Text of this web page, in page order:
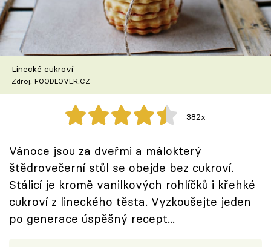
TV Program
Škola vaření
Recepty z TV
Speciál: Cuketa
Těhotnej kuchař
Sledujte prima+
Přihlášení
Linecké cukroví
Zdroj: FOODLOVER.CZ
382x
Vánoce jsou za dveřmi a málokterý
štědrovečerní stůl se obejde bez cukroví.
Stálicí je kromě vanilkových rohlíčků i křehké
cukroví z lineckého těsta. Vyzkoušejte jeden
po generace úspěšný recept...